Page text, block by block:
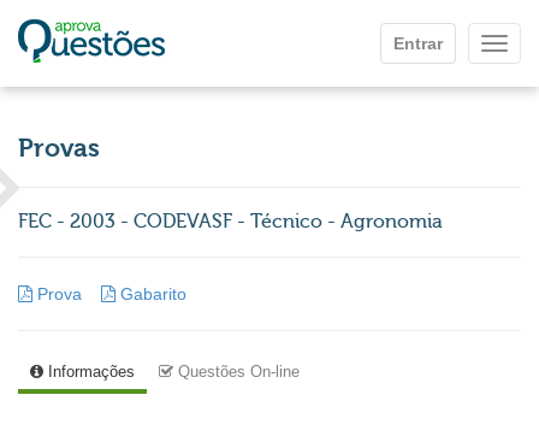
Entrar
Provas
FEC - 2003 - CODEVASF - Técnico - Agronomia
Prova Gabarito
Informações Questões On-line